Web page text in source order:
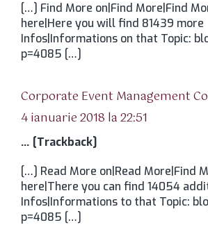
[…] Find More on|Find More|Find
here|Here you will find 81439 more
Infos|Informations on that Topic:
p=4085 […]
Corporate Event Management
4 ianuarie 2018 la 22:51
… [Trackback]
[…] Read More on|Read More|Find
here|There you can find 14054
Infos|Informations to that Topic:
p=4085 […]